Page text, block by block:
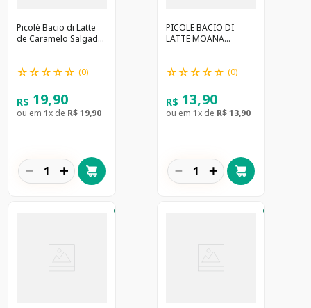
Picolé Bacio di Latte
de Caramelo Salgado
☆☆☆☆☆ (0)
R$ 19,90
ou em 1x de R$19,90
＋
－
PICOLE BACIO DI
LATTE MOANA
☆☆☆☆☆ (0)
R$ 13,90
ou em 1x de R$13,90
＋
－